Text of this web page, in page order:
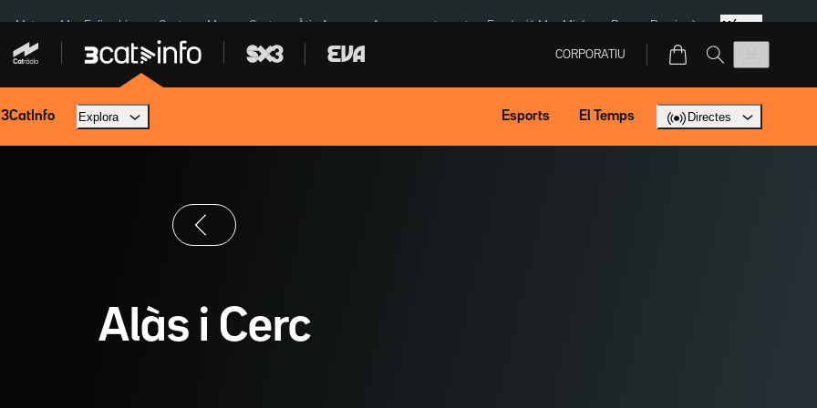
a Meta Mor Felipe Lipe Ceuta Menors Ceuta Àtic Ayuso Aparcament agost Fundació Mas Miró eBay Perpinyà Més
CORPORATIU
3CatInfo Explora Esports El Temps Directes
Alàs i Cerc